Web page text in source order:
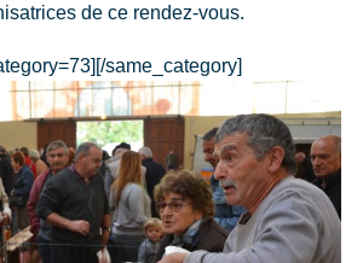
de ce rendez-vous.
same_category]